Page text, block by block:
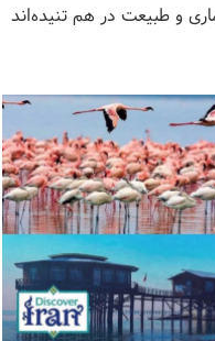
و طبیعت در هم تنیده‌اند